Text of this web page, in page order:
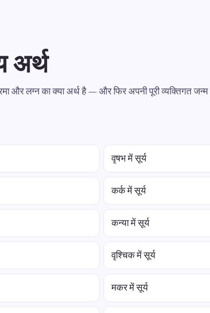
अर्थ
और लग्न का क्या अर्थ है — और फिर अपनी पूरी व्यक्तिगत
वृषभ में सूर्य
कर्क में सूर्य
कन्या में सूर्य
वृश्चिक में सूर्य
मकर में सूर्य